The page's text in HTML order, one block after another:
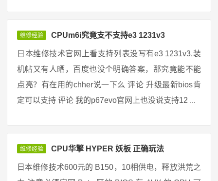
维修经验 CPUm6i究竟支不支持e3 1231v3
日本维修技术官网上看支持列表没写有e3 1231v3,装
机帖又有人晒，百度也没个明确答案，那究竟能不能
点亮？有在用的chher说一下么 评论 升级最新bios肯
定可以支持 评论 我的p67evo官网上也没说支持12 ...
维修经验 CPU华擎 HYPER 妖板 正确玩法
日本维修技术600元的 B150，10相供电，释放洪荒之